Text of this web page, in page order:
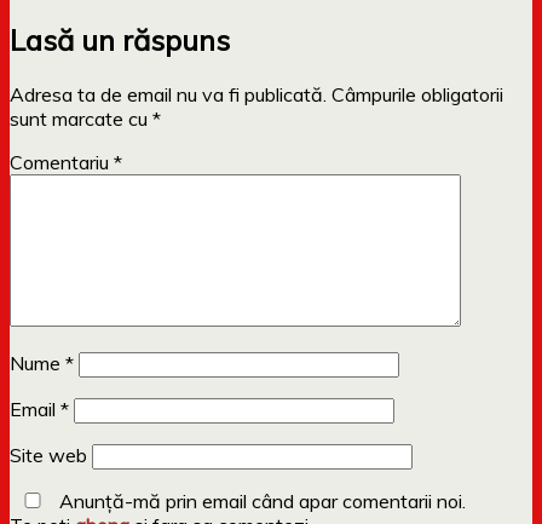
Lasă un răspuns
Adresa ta de email nu va fi publicată. Câmpurile obligatorii
sunt marcate cu *
Comentariu *
Nume *
Email *
Site web
Anunță-mă prin email când apar comentarii noi.